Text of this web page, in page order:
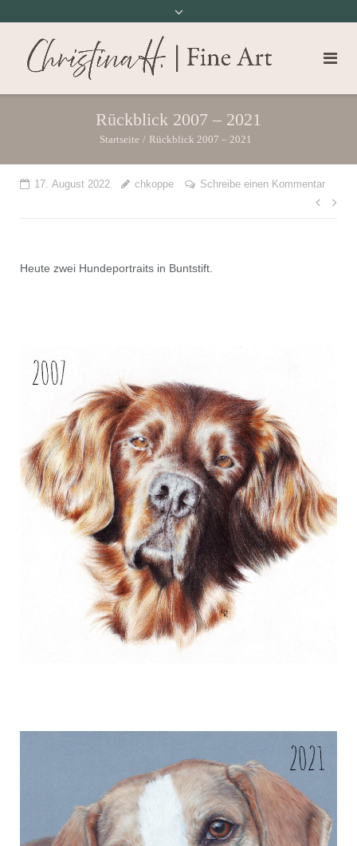
Rückblick 2007 – 2021
Startseite / Rückblick 2007 – 2021
17. August 2022 chkoppe Schreibe einen Kommentar
Heute zwei Hundeportraits in Buntstift.